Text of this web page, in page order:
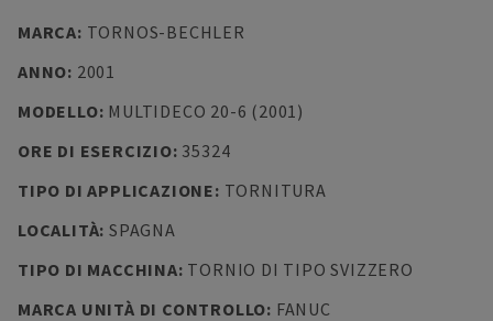
MARCA: TORNOS-BECHLER
ANNO: 2001
MODELLO: MULTIDECO 20-6 (2001)
ORE DI ESERCIZIO: 35324
TIPO DI APPLICAZIONE: TORNITURA
LOCALITÀ: SPAGNA
TIPO DI MACCHINA: TORNIO DI TIPO SVIZZERO
MARCA UNITÀ DI CONTROLLO: FANUC